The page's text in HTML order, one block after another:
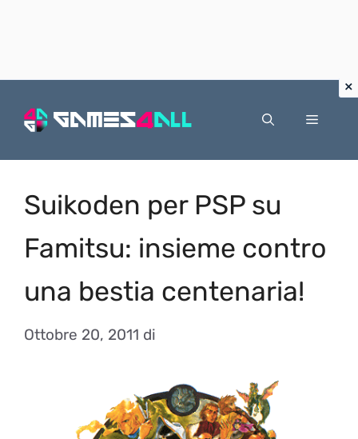
Menu
Suikoden per PSP su
Famitsu: insieme contro
una bestia centenaria!
Ottobre 20, 2011 di